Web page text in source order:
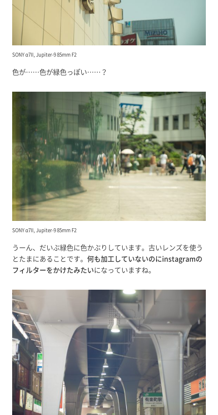
SONY α7II, Jupiter-9 85mm F2
色が……色が緑色っぽい……？
SONY α7II, Jupiter-9 85mm F2
うーん、だいぶ緑色に色かぶりしています。古いレンズを使う
とたまにあることです。 何も加工していないのにinstagramの
フィルターをかけたみたいになっていますね。